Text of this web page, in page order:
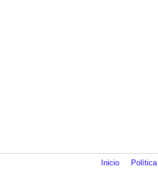
Inicio